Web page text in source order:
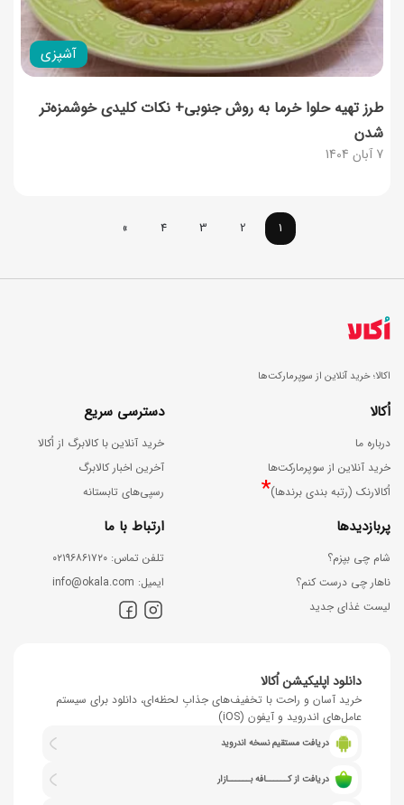
آشپزی
7 آبان 1404
طرز تهیه حلوا خرما به روش جنوبی+ نکات کلیدی خوشمزه‌تر
شدن
1
2
3
4
»
اکالا؛ خرید آنلاین از سوپرمارکت‌ها
اُکالا
درباره ما
خرید آنلاین از سوپرمارکت‌ها
اُکالارنک (رتبه بندی برندها)*
دسترسی سریع
خرید آنلاین با کالابرگ از اُکالا
آخرین اخبار کالابرگ
رسپی‌های تابستانه
پربازدیدها
شام چی بپزم؟
ناهار چی درست کنم؟
لیست غذای جدید
ارتباط با ما
ﺗﻠﻔﻦ ﺗﻤﺎس: ۰۲۱۹۶۸۶۱۷۲۰
اﯾﻤﯿﻞ: info@okala.com
دانلود اپلیکیشن اُکالا
خرید آسان و راحت با تخفیف‌های جذابِ لحظه‌ای، دانلود برای سیستم
عامل‌های اندروید و آیفون (iOS)
دریافت مستقیم نسخه اندروید
دریافت از کــــــافه بــــــازار